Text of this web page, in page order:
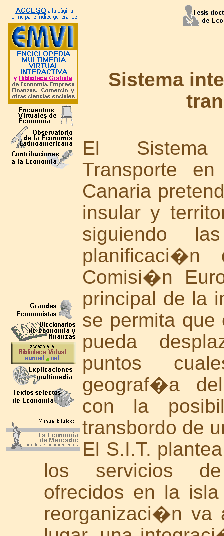
Sistema
El
Transporte
Canaria
insular y
siguiendo
planificaci�n
Comisi�n
principal de la
se permita que
pueda
puntos
geograf�a
con la
transbordo de
El S.I.T.
los servicios
ofrecidos en la
reorganizaci�n va